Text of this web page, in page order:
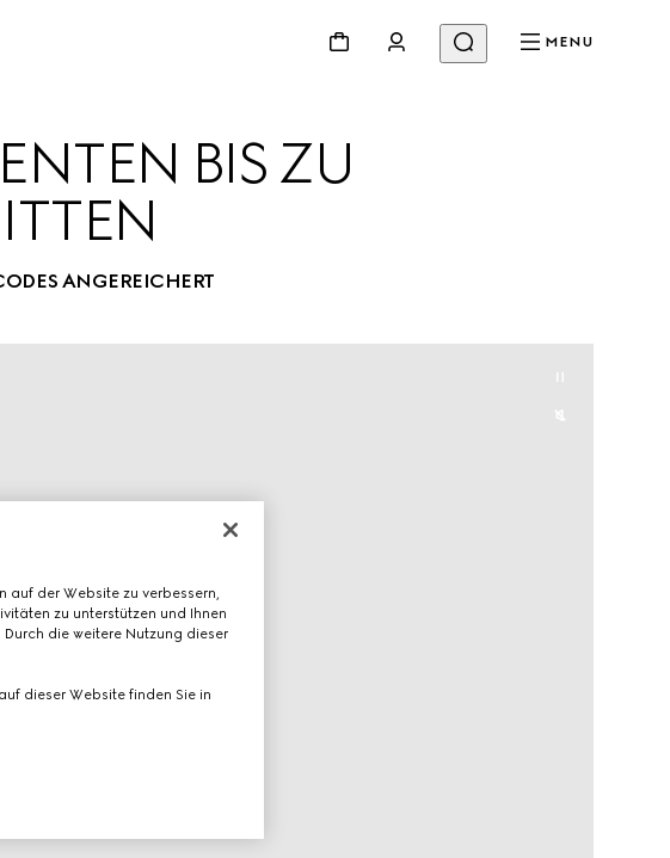
MENU
BIS ZU
ANGEREICHERT
der Website zu verbessern,
zu unterstützen und Ihnen
die weitere Nutzung dieser
dieser Website finden Sie in